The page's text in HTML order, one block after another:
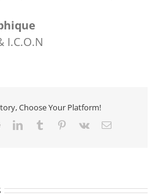
I.C.O.N
Choose Your Platform!
RedditLinkedInTumblr Pinterest
Vk Email